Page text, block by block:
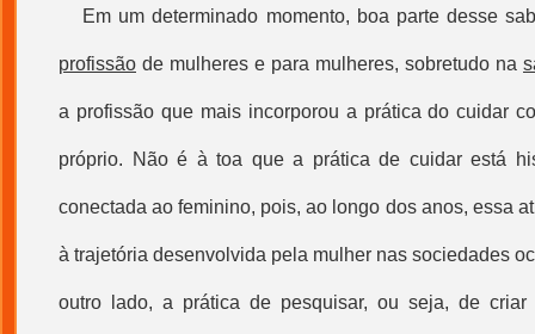
Em um determinado momento, boa parte desse
profissão de mulheres e para mulheres, sobretudo na
a profissãoque mais incorporou a prática do cuidar
próprio. Não é à toa que a prática de cuidar está
conectada ao feminino, pois, ao longo dos anos, essa
à trajetória desenvolvida pela mulher nas sociedades
outro lado, a prática de pesquisar, ou seja, de criar